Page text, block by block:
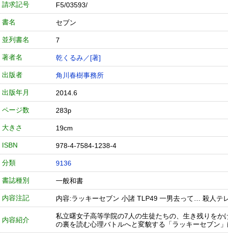
請求記号 F5/03593/
書名 セブン
並列書名 7
著者名 乾くるみ／[著]
出版者 角川春樹事務所
出版年月 2014.6
ページ数 283p
大きさ 19cm
ISBN 978-4-7584-1238-4
分類 9136
書誌種別 一般和書
内容注記 内容:ラッキーセブン 小諸 TLP49 一男去って… 殺人テ
内容紹介
私立曙女子高等学院の7人の生徒たちの、生き残りを
の裏を読む心理バトルへと変貌する「ラッキーセブン